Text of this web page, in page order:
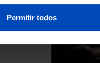
Permitir todos